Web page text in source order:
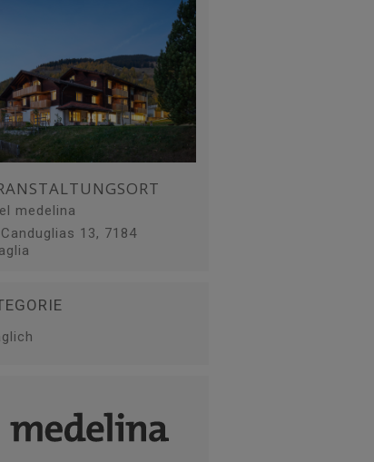
medelina
13, 7184